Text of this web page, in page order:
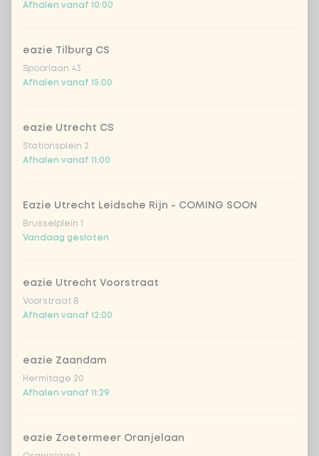
courgette
paksoi
paprika
portobello
prei
tauge
Afhalen vanaf 10:00
eazie Tilburg CS
Spoorlaan 43
Afhalen vanaf 15:00
eazie Utrecht CS
Stationsplein 2
Afhalen vanaf 11:00
Eazie Utrecht Leidsche Rijn - COMING SOON
Brusselplein 1
Vandaag gesloten
eazie Utrecht Voorstraat
Voorstraat 8
Afhalen vanaf 12:00
eazie Zaandam
Hermitage 20
Afhalen vanaf 11:29
eazie Zoetermeer Oranjelaan